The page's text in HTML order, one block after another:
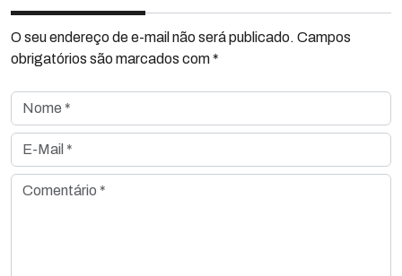
O seu endereço de e-mail não será publicado. Campos
obrigatórios são marcados com *
Nome *
E-Mail *
Comentário *